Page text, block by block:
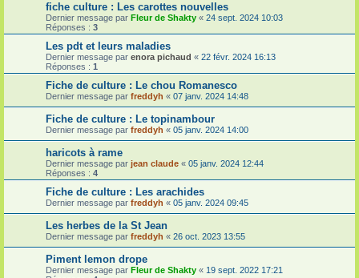
fiche culture : Les carottes nouvelles
Dernier message par Fleur de Shakty « 24 sept. 2024 10:03
Réponses : 3
Les pdt et leurs maladies
Dernier message par enora pichaud « 22 févr. 2024 16:13
Réponses : 1
Fiche de culture : Le chou Romanesco
Dernier message par freddyh « 07 janv. 2024 14:48
Fiche de culture : Le topinambour
Dernier message par freddyh « 05 janv. 2024 14:00
haricots à rame
Dernier message par jean claude « 05 janv. 2024 12:44
Réponses : 4
Fiche de culture : Les arachides
Dernier message par freddyh « 05 janv. 2024 09:45
Les herbes de la St Jean
Dernier message par freddyh « 26 oct. 2023 13:55
Piment lemon drope
Dernier message par Fleur de Shakty « 19 sept. 2022 17:21